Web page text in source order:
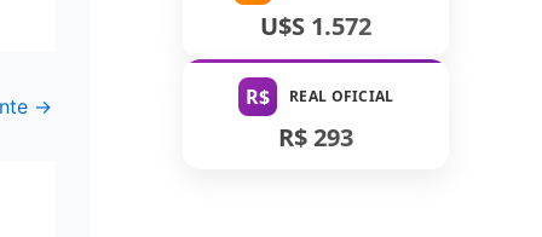
→
U$S 1.572
R$ REAL OFICIAL
R$ 293